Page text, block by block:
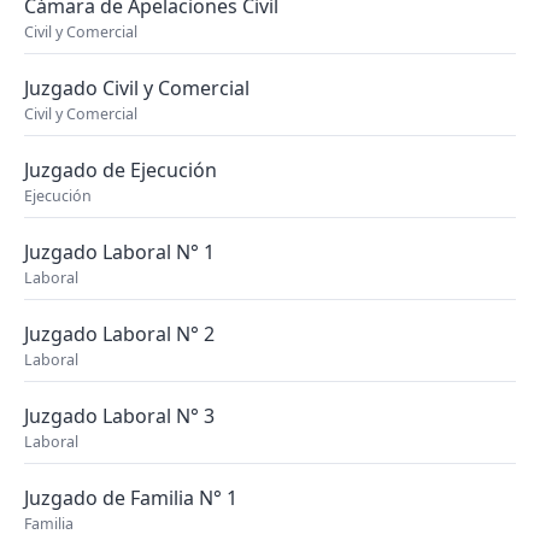
Cámara de Apelaciones Civil
Civil y Comercial
Juzgado Civil y Comercial
Civil y Comercial
Juzgado de Ejecución
Ejecución
Juzgado Laboral N° 1
Laboral
Juzgado Laboral N° 2
Laboral
Juzgado Laboral N° 3
Laboral
Juzgado de Familia N° 1
Familia